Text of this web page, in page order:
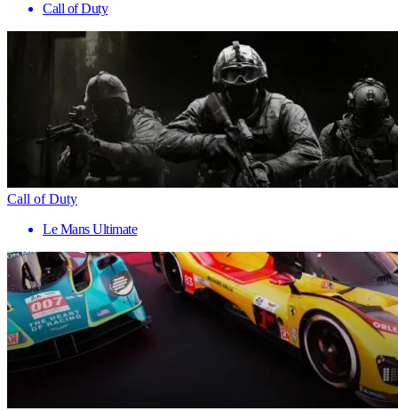
Call of Duty
Call of Duty
Le Mans Ultimate